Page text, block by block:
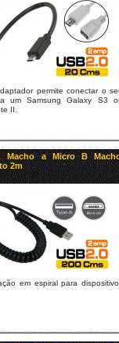
permite conectar o
um Samsung Galaxy S3
II.
Macho a Micro B
2m
em espiral para